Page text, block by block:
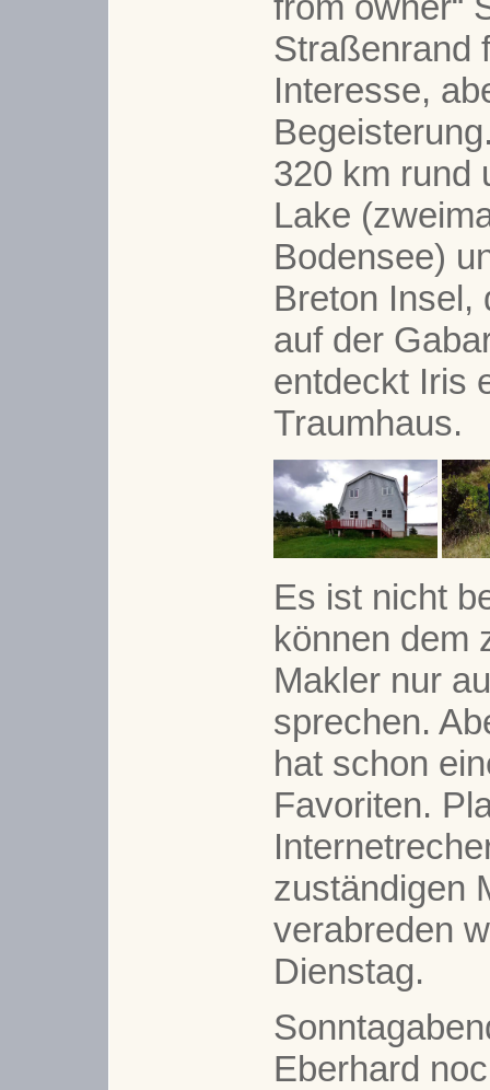
Straßenrand
Interesse,
320 km rund
Lake
Bodensee)
Breton Insel,
auf der
entdeckt Iris
Traumhaus.
Es ist nicht
können dem
Makler nur
sprechen.
hat schon
Favoriten.
zuständigen
verabreden
Dienstag.
Eberhard